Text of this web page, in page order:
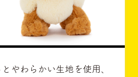
やわらかい生地を使用、